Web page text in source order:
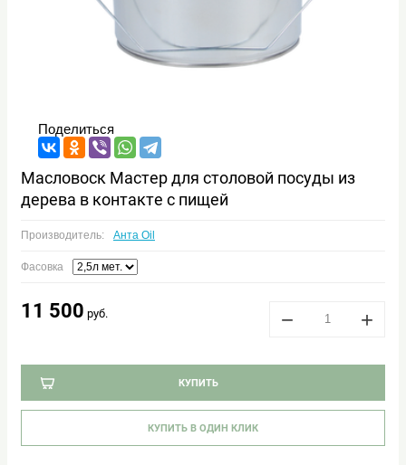
Поделиться
Масловоск Мастер для столовой посуды из
дерева в контакте с пищей
Производитель: Анта Oil
Фасовка
11 500 руб. − +
КУПИТЬ
КУПИТЬ В ОДИН КЛИК